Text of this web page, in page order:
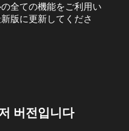
全ての機能をご利用い
版に更新してくださ
버전입니다